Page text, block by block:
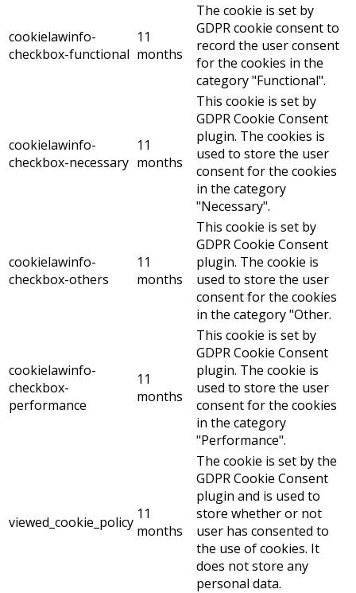
cookielawinfo-
checkbox-functional
11
months
The cookie is set by
GDPR cookie consent to
record the user consent
for the cookies in the
category "Functional".
cookielawinfo-
checkbox-necessary
11
months
This cookie is set by
GDPR Cookie Consent
plugin. The cookies is
used to store the user
consent for the cookies
in the category
"Necessary".
cookielawinfo-
checkbox-others
11
months
This cookie is set by
GDPR Cookie Consent
plugin. The cookie is
used to store the user
consent for the cookies
in the category "Other.
cookielawinfo-
checkbox-
performance
11
months
This cookie is set by
GDPR Cookie Consent
plugin. The cookie is
used to store the user
consent for the cookies
in the category
"Performance".
viewed_cookie_policy 11
months
The cookie is set by the
GDPR Cookie Consent
plugin and is used to
store whether or not
user has consented to
the use of cookies. It
does not store any
personal data.